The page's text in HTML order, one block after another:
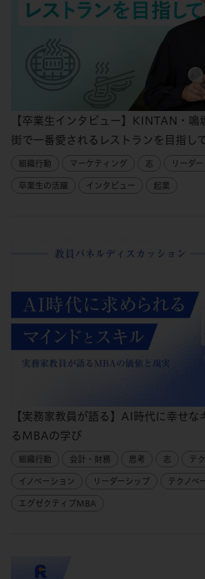
【卒業生インタビュー】KINTAN・鳴
街で一番愛されるレストランを目指して
組織行動 マーケティング 志 リーダ
卒業生の活躍 インタビュー 起業
【実務家教員が語る】AI時代に幸せな
るMBAの学び
組織行動 会計・財務 思考 志 テ
イノベーション リーダーシップ テクノベ
エグゼクティブMBA